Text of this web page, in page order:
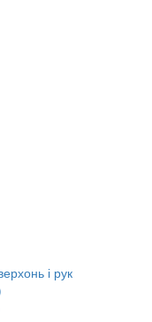
і рук